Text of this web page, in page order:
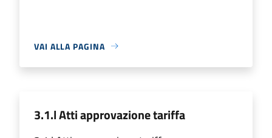
VAI ALLA PAGINA
3.1.l Atti approvazione tariffa